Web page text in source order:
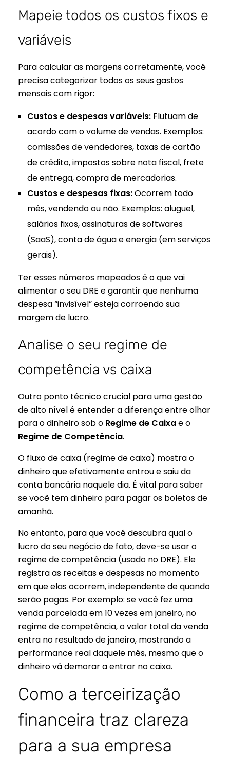
Mapeie todos os custos fixos e
variáveis
Para calcular as margens corretamente, você
precisa categorizar todos os seus gastos
mensais com rigor:
Custos e despesas variáveis:Flutuam de
acordo com o volume de vendas. Exemplos:
comissões de vendedores, taxas de cartão
de crédito, impostos sobre nota fiscal, frete
de entrega, compra de mercadorias.
Custos e despesas fixas:Ocorrem todo
mês, vendendo ou não. Exemplos: aluguel,
salários fixos, assinaturas de softwares
(SaaS), conta de água e energia (em serviços
gerais).
Ter esses números mapeados é o que vai
alimentar o seu DRE e garantir que nenhuma
despesa “invisível” esteja corroendo sua
margem de lucro.
Analise o seu regime de
competência vs caixa
Outro ponto técnico crucial para uma gestão
de alto nível é entender a diferença entre olhar
para o dinheiro sob o Regime de Caixae o
Regime de Competência.
O fluxo de caixa (regime de caixa) mostra o
dinheiro que efetivamente entrou e saiu da
conta bancária naquele dia. É vital para saber
se você tem dinheiro para pagar os boletos de
amanhã.
No entanto, para que você descubra qual o
lucro do seu negócio de fato, deve-se usar o
regime de competência (usado no DRE). Ele
registra as receitas e despesas no momento
em que elas ocorrem, independente de quando
serão pagas. Por exemplo: se você fez uma
venda parcelada em 10 vezes em janeiro, no
regime de competência, o valor total da venda
entra no resultado de janeiro, mostrando a
performance real daquele mês, mesmo que o
dinheiro vá demorar a entrar no caixa.
Como a terceirização
financeira traz clareza
para a sua empresa